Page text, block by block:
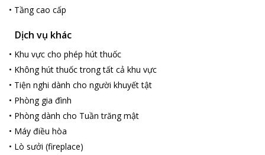
• Tầng cao cấp
Dịch vụ khác
• Khu vực cho phép hút thuốc
• Không hút thuốc trong tất cả khu vực
• Tiện nghi dành cho người khuyết tật
• Phòng gia đình
• Phòng dành cho Tuần trăng mật
• Máy điều hòa
• Lò sưởi (fireplace)